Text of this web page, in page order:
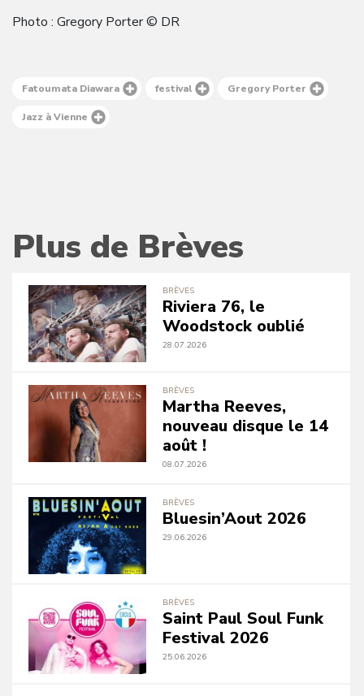
Photo : Gregory Porter © DR
Fatoumata Diawara festival Gregory Porter
Jazz à Vienne
Plus de Brèves
BRÈVES
Riviera 76, le
Woodstock oublié
28.07.2026
BRÈVES
Martha Reeves,
nouveau disque le 14
août !
08.07.2026
BRÈVES
Bluesin’Aout 2026
29.06.2026
BRÈVES
Saint Paul Soul Funk
Festival 2026
25.06.2026